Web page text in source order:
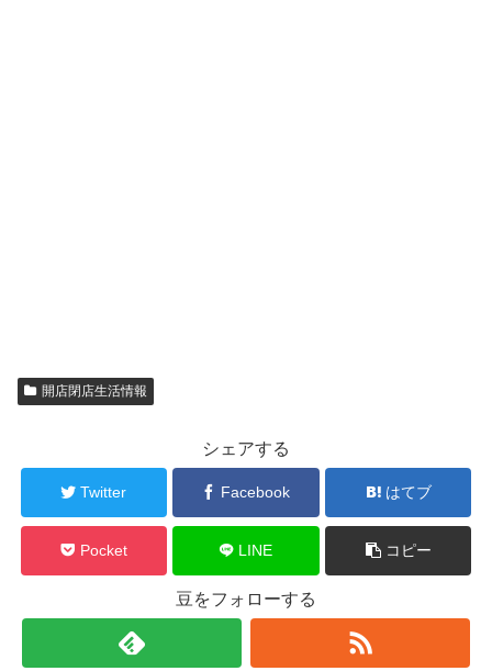
開店閉店生活情報
シェアする
Twitter Facebook はてブ
Pocket LINE コピー
豆をフォローする